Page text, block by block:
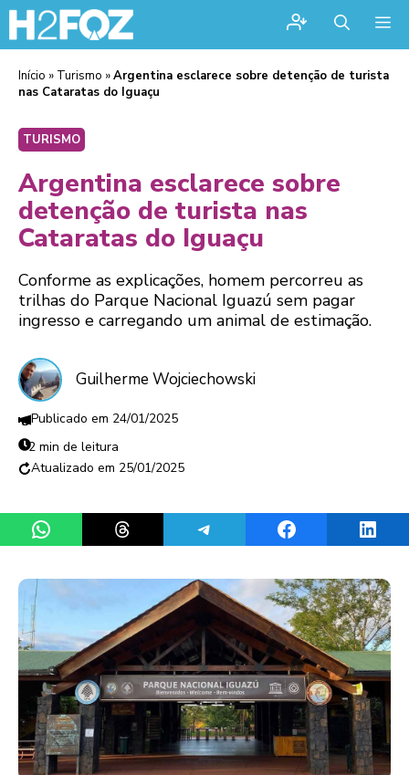
Início » Turismo »Argentina esclarece sobre detenção de turista
nas Cataratas do Iguaçu
TURISMO
Argentina esclarece sobre
detenção de turista nas
Cataratas do Iguaçu
Conforme as explicações, homem percorreu as
trilhas do Parque Nacional Iguazú sem pagar
ingresso e carregando um animal de estimação.
Guilherme Wojciechowski
24/01/2025
2 min de leitura
25/01/2025
Share on WhatsAppShare on ThreadsShare on TelegramShare on Facebook